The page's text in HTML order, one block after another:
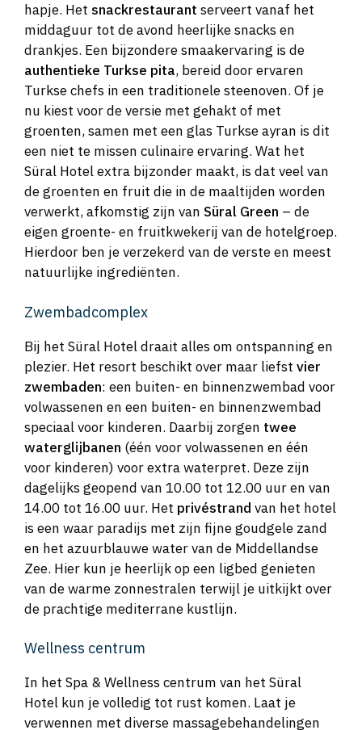
hapje. Het snackrestaurant serveert vanaf het
middaguur tot de avond heerlijke snacks en
drankjes. Een bijzondere smaakervaring is de
authentieke Turkse pita, bereid door ervaren
Turkse chefs in een traditionele steenoven. Of je
nu kiest voor de versie met gehakt of met
groenten, samen met een glas Turkse ayran is dit
een niet te missen culinaire ervaring. Wat het
Süral Hotel extra bijzonder maakt, is dat veel van
de groenten en fruit die in de maaltijden worden
verwerkt, afkomstig zijn van Süral Green – de
eigen groente- en fruitkwekerij van de hotelgroep.
Hierdoor ben je verzekerd van de verste en meest
natuurlijke ingrediënten.
Zwembadcomplex
Bij het Süral Hotel draait alles om ontspanning en
plezier. Het resort beschikt over maar liefst vier
zwembaden: een buiten- en binnenzwembad voor
volwassenen en een buiten- en binnenzwembad
speciaal voor kinderen. Daarbij zorgen twee
waterglĳbanen (één voor volwassenen en één
voor kinderen) voor extra waterpret. Deze zijn
dagelijks geopend van 10.00 tot 12.00 uur en van
14.00 tot 16.00 uur. Het privéstrand van het hotel
is een waar paradijs met zijn fijne goudgele zand
en het azuurblauwe water van de Middellandse
Zee. Hier kun je heerlijk op een ligbed genieten
van de warme zonnestralen terwijl je uitkijkt over
de prachtige mediterrane kustlijn.
Wellness centrum
In het Spa & Wellness centrum van het Süral
Hotel kun je volledig tot rust komen. Laat je
verwennen met diverse massagebehandelingen